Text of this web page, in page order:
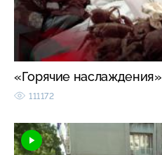
«Горячие наслаждения»
111172